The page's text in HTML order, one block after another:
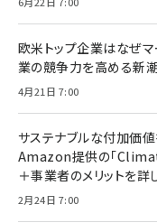
欧米トップ企業はなぜ
業の競争力を高める新
4月21日 7:00
サステナブルな付加価値
Amazon提供の「
＋事業者のメリットを詳
2月24日 7:00